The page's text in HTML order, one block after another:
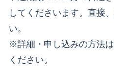
してくださいます。直接
い。
※詳細・申し込みの方法
ください。